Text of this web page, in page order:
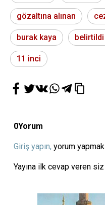
gözaltına alınan
burak kaya
11 inci
0Yorum
Giriş yapın, yorum yapmak
Yayına ilk cevap veren siz